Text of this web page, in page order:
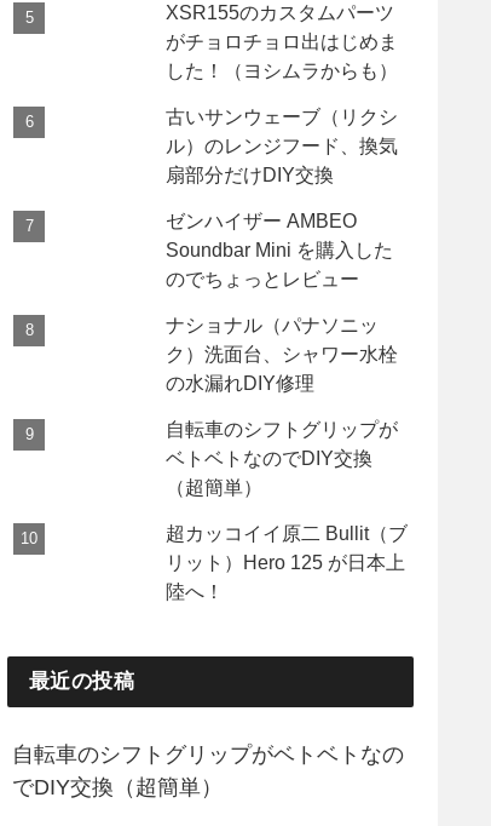
XSR155のカスタムパーツ
がチョロチョロ出はじめま
した！（ヨシムラからも）
古いサンウェーブ（リクシ
ル）のレンジフード、換気
扇部分だけDIY交換
ゼンハイザー AMBEO
Soundbar Mini を購入した
のでちょっとレビュー
ナショナル（パナソニッ
ク）洗面台、シャワー水栓
の水漏れDIY修理
自転車のシフトグリップが
ベトベトなのでDIY交換
（超簡単）
超カッコイイ原二 Bullit（ブ
リット）Hero 125 が日本上
陸へ！
最近の投稿
自転車のシフトグリップがベトベトなの
でDIY交換（超簡単）